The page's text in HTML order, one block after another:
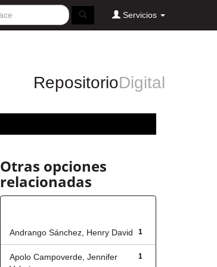
Servicios
RepositorioDigital
Otras opciones
relacionadas
1
Andrango Sánchez, Henry David
1
Apolo Campoverde, Jennifer